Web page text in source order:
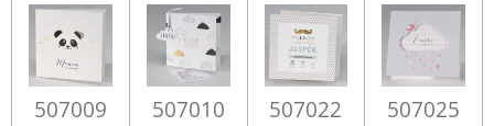
507009 507010 507022 507025